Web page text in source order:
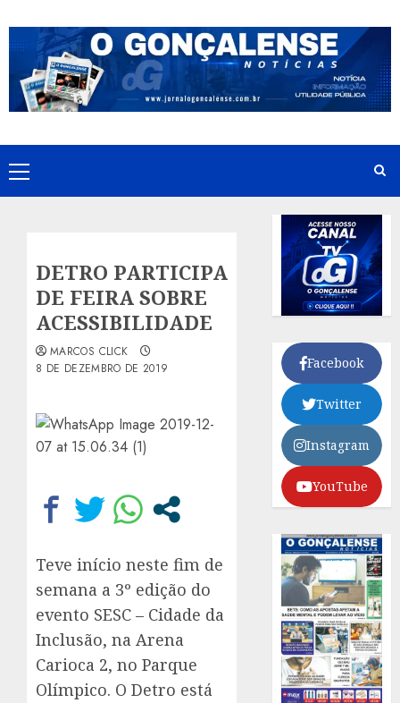
to
content
Primary
Menu
DETRO PARTICIPA
DE FEIRA SOBRE
ACESSIBILIDADE
MARCOS CLICK
8 DE DEZEMBRO DE 2019
Teve início neste fim de
semana a 3º edição do
evento SESC – Cidade da
Inclusão, na Arena
Carioca 2, no Parque
Olímpico. O Detro está
Facebook
Twitter
Instagram
YouTube